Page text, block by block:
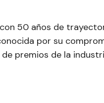
50 años de
por su
premios de la